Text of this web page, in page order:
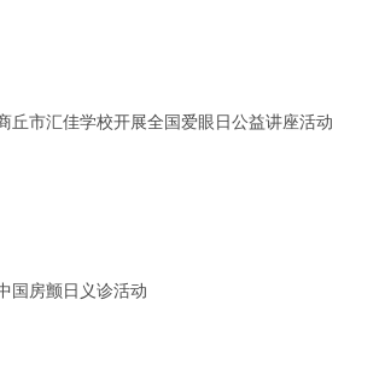
丘市汇佳学校开展全国爱眼日公益讲座活动
国房颤日义诊活动